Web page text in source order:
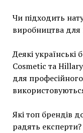
Чи підходить
виробництва для
Деякі
Cosmetic та
для
Які топ брендів
радять експерти?